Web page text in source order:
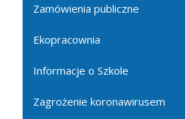
Zamówienia publiczne
Ekopracownia
Informacje o Szkole
Zagrożenie koronawirusem